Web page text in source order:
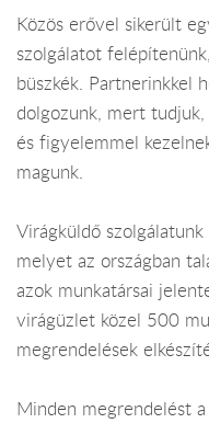
Közös erővel sikerült
szolgálatot
büszkék. Partnerinkkel
dolgozunk, mert tudjuk,
és figyelemmel
magunk.
Virágküldő
melyet az országban
azok munkatársai
virágüzlet közel 500
megrendelések
Minden megrendelést